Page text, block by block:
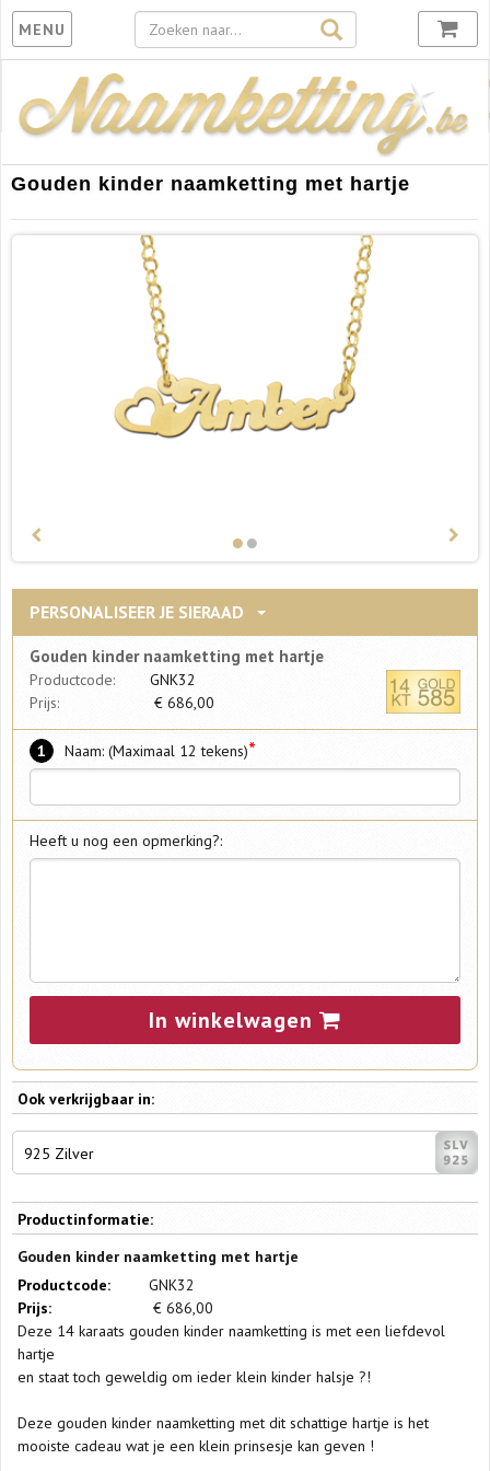
Toggle
navigation
MENU
Gouden kinder naamketting met hartje
PERSONALISEER JE SIERAAD
Gouden kinder naamketting met hartje
Productcode:
GNK32
Prijs:
€ 686,00
1 Naam: (Maximaal 12 tekens)*
Heeft u nog een opmerking?:
In winkelwagen
Ook verkrijgbaar in:
925 Zilver
Productinformatie:
Gouden kinder naamketting met hartje
Productcode:
GNK32
Prijs:
€ 686,00
Deze 14 karaats gouden kinder naamketting is met een liefdevol
hartje
en staat toch geweldig om ieder klein kinder halsje ?!
Deze gouden kinder naamketting met dit schattige hartje is het
mooiste cadeau wat je een klein prinsesje kan geven !